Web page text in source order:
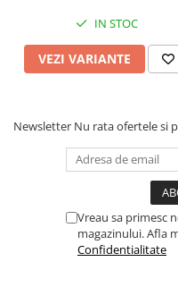
IN STOC
VEZI VARIANTE
Newsletter Nu rata ofertele si
Vreau sa primesc
magazinului. Afla
Confidentialitate